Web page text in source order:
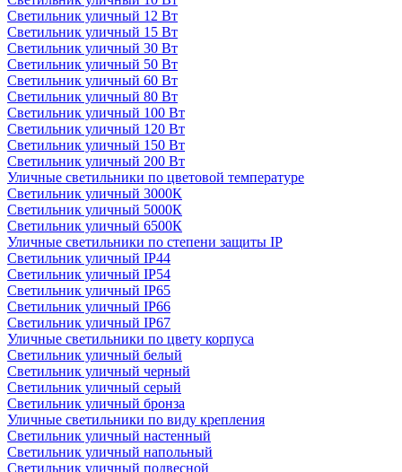
Светильник уличный 12 Вт
Светильник уличный 15 Вт
Светильник уличный 30 Вт
Светильник уличный 50 Вт
Светильник уличный 60 Вт
Светильник уличный 80 Вт
Светильник уличный 100 Вт
Светильник уличный 120 Вт
Светильник уличный 150 Вт
Светильник уличный 200 Вт
Уличные светильники по цветовой температуре
Cветильник уличный 3000К
Cветильник уличный 5000К
Cветильник уличный 6500К
Уличные светильники по степени защиты IP
Светильник уличный IP44
Светильник уличный IP54
Светильник уличный IP65
Светильник уличный IP66
Светильник уличный IP67
Уличные светильники по цвету корпуса
Светильник уличный белый
Светильник уличный черный
Светильник уличный серый
Светильник уличный бронза
Уличные светильники по виду крепления
Светильник уличный настенный
Светильник уличный напольный
Светильник уличный подвесной